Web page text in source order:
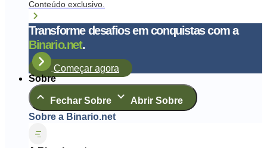
Conteúdo exclusivo.
Transforme desafios em conquistas com a
Binario.net.
Começar agora
Sobre
Fechar Sobre
Abrir Sobre
Sobre a Binario.net